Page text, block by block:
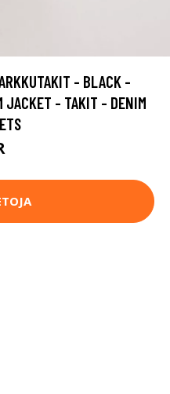
- BLACK -
JACKET - TAKIT - DENIM